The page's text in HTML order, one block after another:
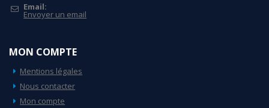
Email:
Envoyer un email
MON COMPTE
Mentions légales
Nous contacter
Mon compte